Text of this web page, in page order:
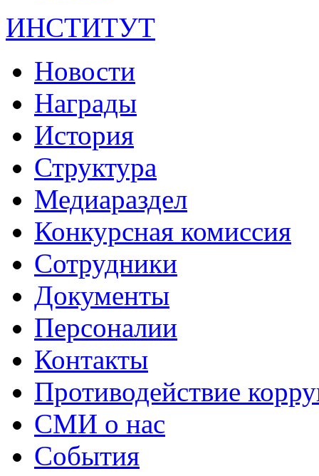
ИНСТИТУТ
Новости
Награды
История
Структура
Медиараздел
Конкурсная комиссия
Сотрудники
Документы
Персоналии
Контакты
Противодействие
СМИ о нас
События